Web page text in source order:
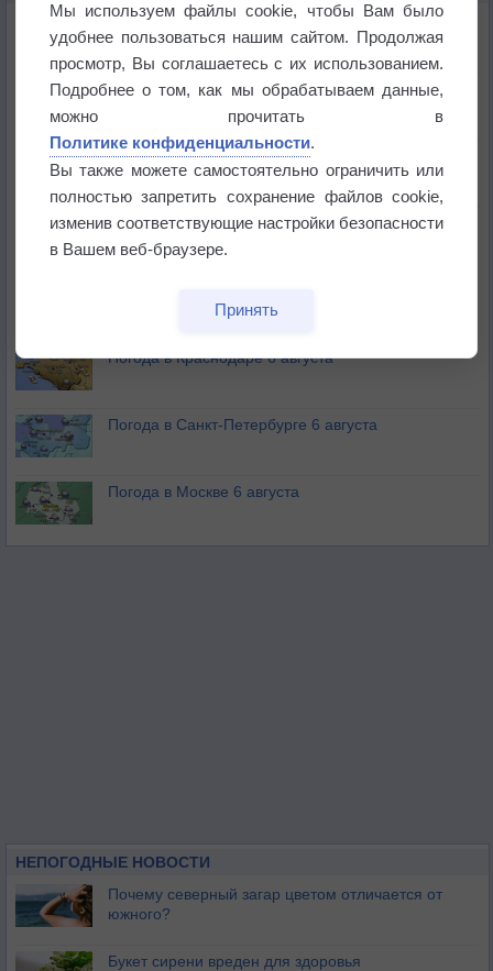
Приложение построит маршрут через тень
Атмосфера начала замерзать
В Приморье обнаружены морские волны тепла
Изменение климата повлияло на ареал обитания
бабочек
Погода в Краснодаре 6 августа
Погода в Санкт-Петербурге 6 августа
Погода в Москве 6 августа
НЕПОГОДНЫЕ НОВОСТИ
Почему северный загар цветом отличается от
южного?
Букет сирени вреден для здоровья
Мы используем файлы cookie, чтобы Вам было
удобнее пользоваться нашим сайтом. Продолжая
просмотр, Вы соглашаетесь с их использованием.
Подробнее о том, как мы обрабатываем данные,
можно прочитать в
Политике конфиденциальности.
Вы также можете самостоятельно ограничить или
полностью запретить сохранение файлов cookie,
изменив соответствующие настройки безопасности
в Вашем веб-браузере.
Принять